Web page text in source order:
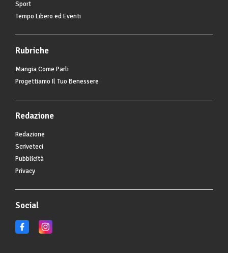
Sport
Tempo Libero ed Eventi
Rubriche
Mangia Come Parli
Progettiamo Il Tuo Benessere
Redazione
Redazione
Scriveteci
Pubblicità
Privacy
Social